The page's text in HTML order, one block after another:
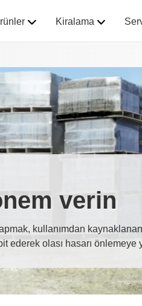
Kiralama
verin
kullanımdan
ederek olası hasarı önlemeye